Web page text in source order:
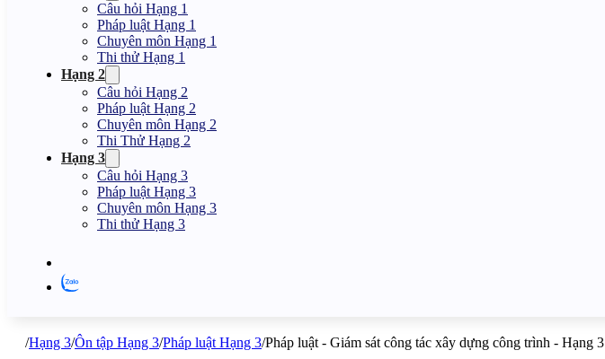
Câu hỏi Hạng 1
Pháp luật Hạng 1
Chuyên môn Hạng 1
Thi thử Hạng 1
Hạng 2
Câu hỏi Hạng 2
Pháp luật Hạng 2
Chuyên môn Hạng 2
Thi Thử Hạng 2
Hạng 3
Câu hỏi Hạng 3
Pháp luật Hạng 3
Chuyên môn Hạng 3
Thi thử Hạng 3
/Hạng 3/Ôn tập Hạng 3/Pháp luật Hạng 3/Pháp luật - Giám sát công tác xây dựng công trình - Hạng 3